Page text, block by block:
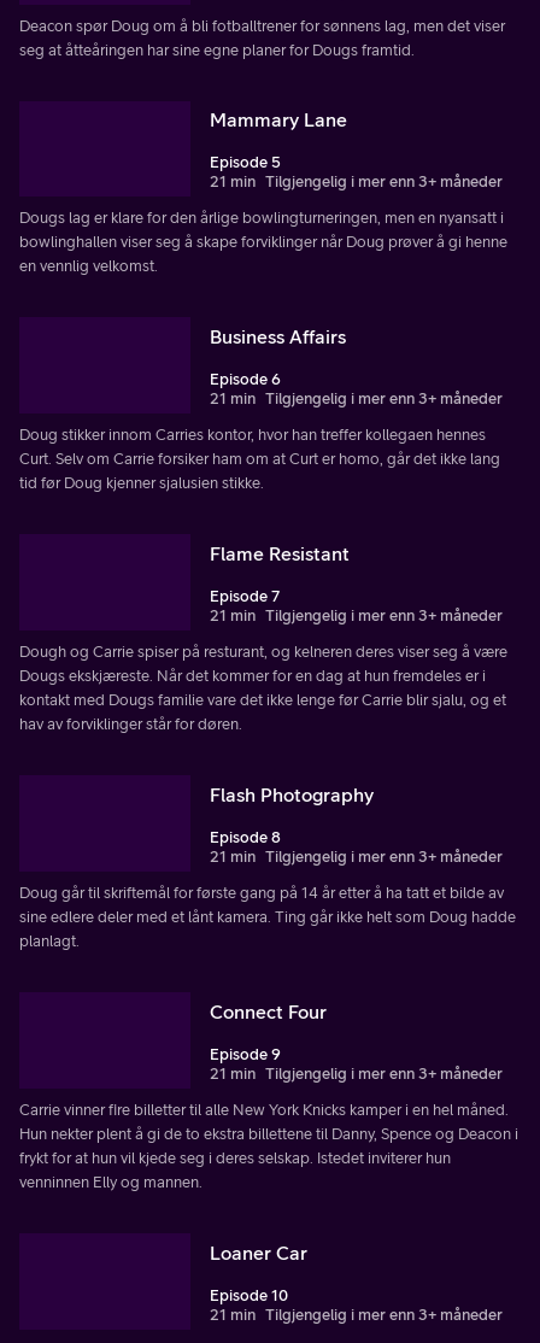
Deacon spør Doug om å bli fotballtrener for sønnens lag, men det viser
seg at åtteåringen har sine egne planer for Dougs framtid.
Mammary Lane
Episode 5
21 min Tilgjengelig i mer enn 3+ måneder
Dougs lag er klare for den årlige bowlingturneringen, men en nyansatt i
bowlinghallen viser seg å skape forviklinger når Doug prøver å gi henne
en vennlig velkomst.
Business Affairs
Episode 6
21 min Tilgjengelig i mer enn 3+ måneder
Doug stikker innom Carries kontor, hvor han treffer kollegaen hennes
Curt. Selv om Carrie forsiker ham om at Curt er homo, går det ikke lang
tid før Doug kjenner sjalusien stikke.
Flame Resistant
Episode 7
21 min Tilgjengelig i mer enn 3+ måneder
Dough og Carrie spiser på resturant, og kelneren deres viser seg å være
Dougs ekskjæreste. Når det kommer for en dag at hun fremdeles er i
kontakt med Dougs familie vare det ikke lenge før Carrie blir sjalu, og et
hav av forviklinger står for døren.
Flash Photography
Episode 8
21 min Tilgjengelig i mer enn 3+ måneder
Doug går til skriftemål for første gang på 14 år etter å ha tatt et bilde av
sine edlere deler med et lånt kamera. Ting går ikke helt som Doug hadde
planlagt.
Connect Four
Episode 9
21 min Tilgjengelig i mer enn 3+ måneder
Carrie vinner fire billetter til alle New York Knicks kamper i en hel måned.
Hun nekter plent å gi de to ekstra billettene til Danny, Spence og Deacon i
frykt for at hun vil kjede seg i deres selskap. Istedet inviterer hun
venninnen Elly og mannen.
Loaner Car
Episode 10
21 min Tilgjengelig i mer enn 3+ måneder